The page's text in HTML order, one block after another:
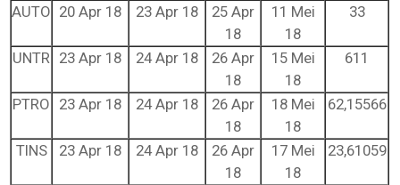
AUTO 20 Apr 18 23 Apr 18
25 Apr
18
11 Mei
18
33
UNTR 23 Apr 18 24 Apr 18
26 Apr
18
15 Mei
18
611
PTRO 23 Apr 18 24 Apr 18
26 Apr
18
18 Mei
18
62,15566
TINS 23 Apr 18 24 Apr 18
26 Apr
18
17 Mei
18
23,61059